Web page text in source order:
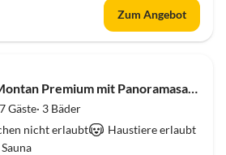
Zum Angebot
Top-Inserat
Apartment 4628b Montan Premium mit Panoramasauna
Gäste· 3 Bäder
nicht erlaubt
Haustiere erlaubt
Sauna